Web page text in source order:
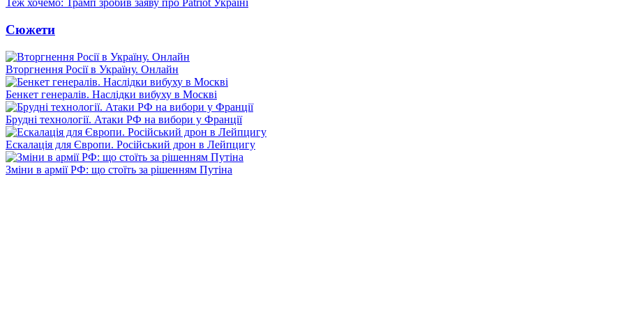
Теж хочемо: Трамп зробив заяву про Patriot Україні
Сюжети
Вторгнення Росії в Україну. Онлайн
Бенкет генералів. Наслідки вибуху в Москві
Брудні технології. Атаки РФ на вибори у Франції
Ескалація для Європи. Російський дрон в Лейпцигу
Зміни в армії РФ: що стоїть за рішенням Путіна